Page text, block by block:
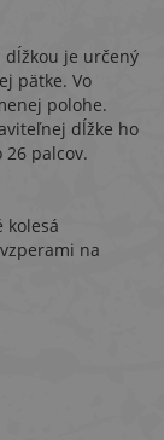
je určený
pätke. Vo
polohe.
dĺžke ho
palcov.
kolesá
na